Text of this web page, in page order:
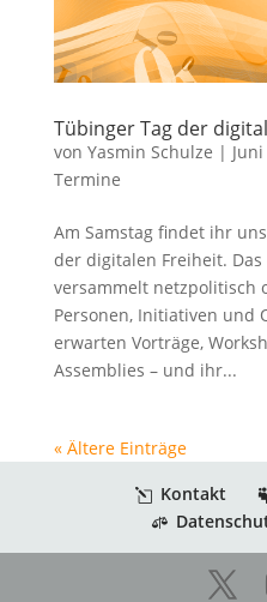
Tübinger Tag der
von Yasmin Schulze |
Termine
Am Samstag findet ihr
der digitalen Freiheit.
versammelt netzpolitisch
Personen, Initiativen und
erwarten Vorträge,
Assemblies – und ihr...
« Ältere Einträge
Kontakt